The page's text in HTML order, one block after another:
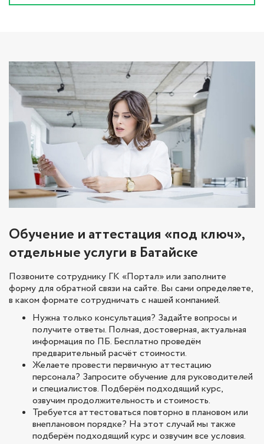
Обучение и аттестация «под ключ»,
отдельные услуги в Батайске
Позвоните сотруднику ГК «Портал» или заполните
форму для обратной связи на сайте. Вы сами определяете,
в каком формате сотрудничать с нашей компанией.
Нужна только консультация? Задайте вопросы и
получите ответы. Полная, достоверная, актуальная
информация по ПБ. Бесплатно проведём
предварительный расчёт стоимости.
Желаете провести первичную аттестацию
персонала? Запросите обучение для руководителей
и специалистов. Подберём подходящий курс,
озвучим продолжительность и стоимость.
Требуется аттестоваться повторно в плановом или
внеплановом порядке? На этот случай мы также
подберём подходящий курс и озвучим все условия.